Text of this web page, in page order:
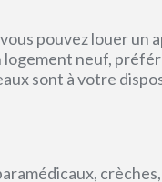
pouvez louer
neuf,
sont à votre